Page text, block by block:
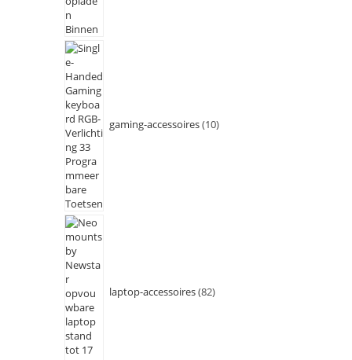
gaming-accessoires 10
laptop-accessoires 82